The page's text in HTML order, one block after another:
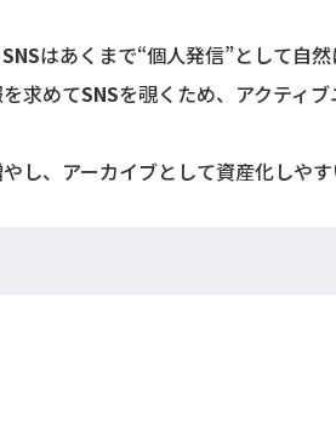
SNSはあくまで“個人発信”として自
求めてSNSを覗くため、アクティ
し、アーカイブとして資産化しや